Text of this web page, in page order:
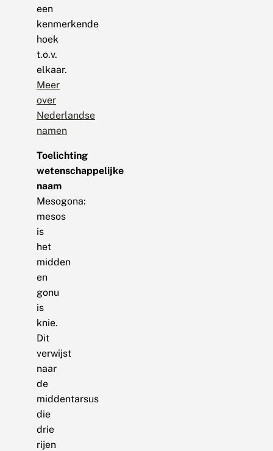
een
kenmerkende
hoek
t.o.v.
elkaar.
Meer
over
Nederlandse
namen
Toelichting
wetenschappelijke
naam
Mesogona:
mesos
is
het
midden
en
gonu
is
knie.
Dit
verwijst
naar
de
middentarsus
die
drie
rijen